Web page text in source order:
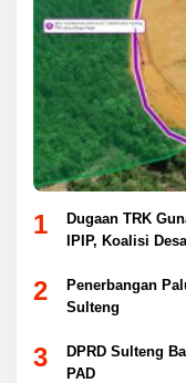
1
Dugaan TRK
IPIP, Koalisi
2
Penerbangan
Sulteng
3
DPRD Sulteng
PAD